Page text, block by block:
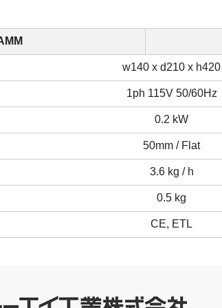
w140 x d210 x h420
1ph 115V 50/60Hz
0.2 kW
50mm / Flat
3.6 kg / h
0.5 kg
CE, ETL